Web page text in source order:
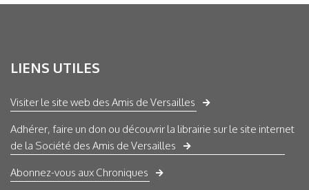
LIENS UTILES
Visiter le site web des Amis de Versailles
Adhérer, faire un don ou découvrir la librairie sur le site internet
de la Société des Amis de Versailles
Abonnez-vous aux Chroniques